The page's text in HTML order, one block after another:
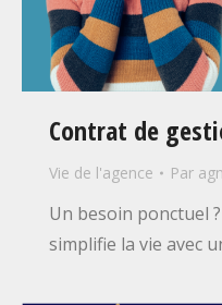
Contrat de
Vie de l'agence Par
Un besoin ponctuel
simplifie la vie avec